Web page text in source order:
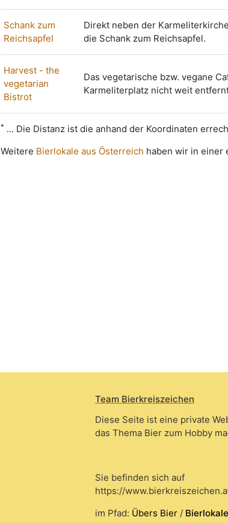
Schank zum
Reichsapfel
Direkt neben der
die Schank zum Reichsapfel.
Harvest - the
vegetarian
Bistrot
Das vegetarische bzw. vegane
Karmeliterplatz nicht weit
* ... Die Distanz ist die anhand der Koordinaten
Weitere Bierlokale aus Österreich haben wir in einer
Team Bierkreiszeichen
Diese Seite ist eine private
das Thema Bier zum Hobby
Sie befinden sich auf
https://
im Pfad: Übers Bier/ Bierlokale